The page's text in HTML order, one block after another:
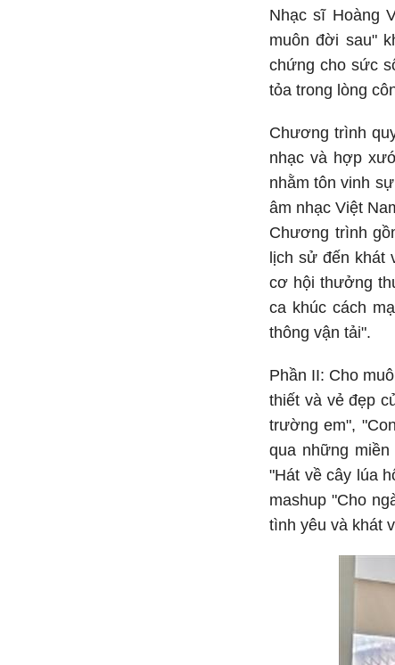
Nhạc sĩ Hoàng
muôn đời sau"
chứng cho sức
tỏa trong lòng
Chương trình
nhạc và hợp
nhằm tôn vinh
âm nhạc Việt
Chương trình
lịch sử đến khát
cơ hội thưởng
ca khúc cách
thông vận tải".
Phần II: Cho
thiết và vẻ đẹp
trường em",
qua những
"Hát về cây lúa
mashup "Cho
tình yêu và khát